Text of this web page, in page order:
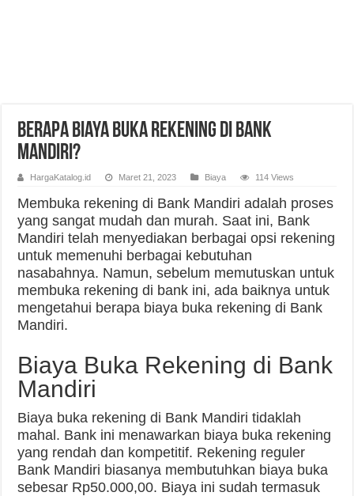
Berapa Biaya Buka Rekening di Bank
Mandiri?
HargaKatalog.id Maret 21, 2023 Biaya 114 Views
Membuka rekening di Bank Mandiri adalah proses
yang sangat mudah dan murah. Saat ini, Bank
Mandiri telah menyediakan berbagai opsi rekening
untuk memenuhi berbagai kebutuhan
nasabahnya. Namun, sebelum memutuskan untuk
membuka rekening di bank ini, ada baiknya untuk
mengetahui berapa biaya buka rekening di Bank
Mandiri.
Biaya Buka Rekening di Bank
Mandiri
Biaya buka rekening di Bank Mandiri tidaklah
mahal. Bank ini menawarkan biaya buka rekening
yang rendah dan kompetitif. Rekening reguler
Bank Mandiri biasanya membutuhkan biaya buka
sebesar Rp50.000,00. Biaya ini sudah termasuk